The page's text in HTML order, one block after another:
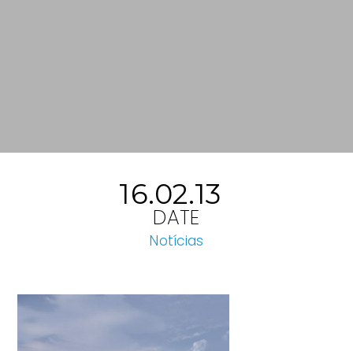
16.02.13
DATE
Notícias